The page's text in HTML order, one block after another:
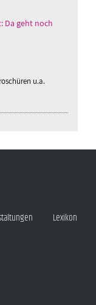
Da geht noch
u.a.
Lexikon